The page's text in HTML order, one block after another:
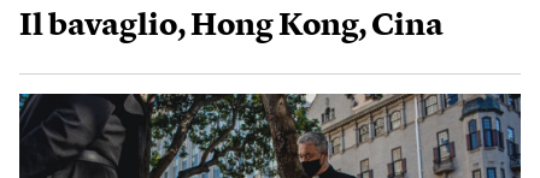
Il bavaglio, Hong Kong, Cina